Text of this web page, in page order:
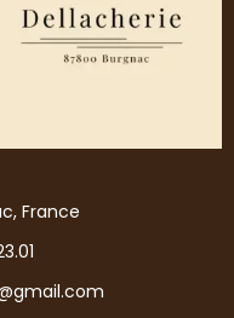
France